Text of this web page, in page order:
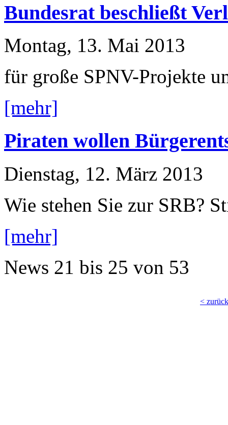
Bundesrat beschließt
Montag, 13. Mai 2013
für große SPNV-Projekte
[mehr]
Piraten wollen
Dienstag, 12. März 2013
Wie stehen Sie zur SRB?
[mehr]
News 21 bis 25 von 53
< zurück